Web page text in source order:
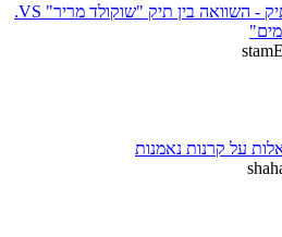
אג"ח, החלק הסולידי בתיק - השוואה בין תיק "שוקולד מריר" VS.
על קרנות נאמנות